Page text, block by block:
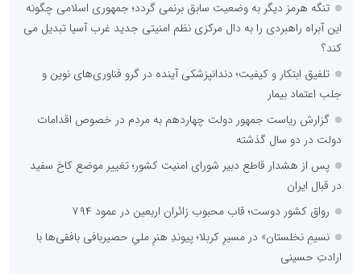
تنگه هرمز دیگر به وضعیت سابق برنمی گردد؛ جمهوری اسلامی چگونه
این آبراه راهبردی را به دال مرکزی نظم امنیتی جدید غرب آسیا تبدیل می
کند؟
تلفیق ابتکار و کیفیت؛ دندانپزشکی آینده در گرو فناوری‌های نوین و
جلب اعتماد بیمار
گزارش ریاست جمهور دولت چهاردهم به مردم در خصوص اقدامات
دولت در دو سال گذشته
پس از هشدار قاطع دبیر شورای امنیت کشور؛ تغییر موضع کاخ سفید
در قبال ایران
رواق کشور دوست؛ قاب محبوب زائران اربعین در عمود ۷۹۴
نسیمِ نخلستان» در مسیرِ کربلا؛ پیوندِ هنرِ ملیِ حصیربافی بافقی‌ها با
ارادتِ حسینی